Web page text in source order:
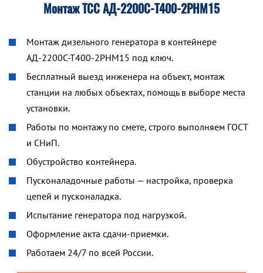
Монтаж ТСС АД-2200С-Т400-2РНМ15
Монтаж дизельного генератора в контейнере
АД-2200С-Т400-2РНМ15 под ключ.
Бесплатный выезд инженера на объект, монтаж
станции на любых объектах, помощь в выборе места
установки.
Работы по монтажу по смете, строго выполняем ГОСТ
и СНиП.
Обустройство контейнера.
Пусконаладочные работы — настройка, проверка
цепей и пусконаладка.
Испытание генератора под нагрузкой.
Оформление акта сдачи-приемки.
Работаем 24/7 по всей России.